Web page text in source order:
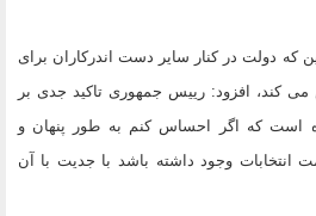
که دولت در کنار سایر دست اندرکاران برای
می کند، افزود: رییس جمهوری تاکید جدی بر
است که اگر احساس کنم به طور پنهان و
انتخابات وجود داشته باشد با جدیت با آن